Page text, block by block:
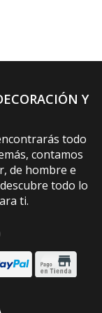
Y
todo
contamos
de hombre e
todo lo
ti.